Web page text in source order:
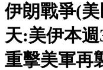
伊朗戰爭(
天:美伊本
重擊美軍再